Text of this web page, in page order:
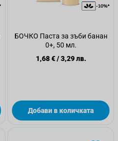
БОЧКО Паста за зъби банан
0+, 50 мл.
1,68 €/3,29 лв.
Добави в количката